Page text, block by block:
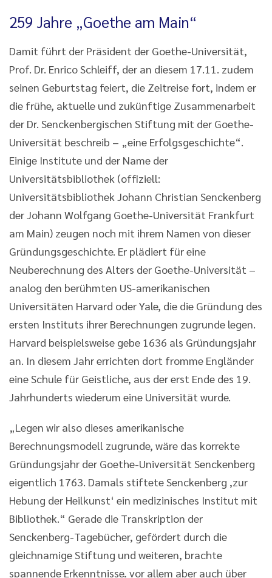
259 Jahre „Goethe am Main“
Damit führt der Präsident der Goethe-Universität,
Prof. Dr. Enrico Schleiff, der an diesem 17.11. zudem
seinen Geburtstag feiert, die Zeitreise fort, indem er
die frühe, aktuelle und zukünftige Zusammenarbeit
der Dr. Senckenbergischen Stiftung mit der Goethe-
Universität beschreib – „eine Erfolgsgeschichte“.
Einige Institute und der Name der
Universitätsbibliothek (offiziell:
Universitätsbibliothek Johann Christian Senckenberg
der Johann Wolfgang Goethe-Universität Frankfurt
am Main) zeugen noch mit ihrem Namen von dieser
Gründungsgeschichte. Er plädiert für eine
Neuberechnung des Alters der Goethe-Universität –
analog den berühmten US-amerikanischen
Universitäten Harvard oder Yale, die die Gründung des
ersten Instituts ihrer Berechnungen zugrunde legen.
Harvard beispielsweise gebe 1636 als Gründungsjahr
an. In diesem Jahr errichten dort fromme Engländer
eine Schule für Geistliche, aus der erst Ende des 19.
Jahrhunderts wiederum eine Universität wurde.
„Legen wir also dieses amerikanische
Berechnungsmodell zugrunde, wäre das korrekte
Gründungsjahr der Goethe-Universität Senckenberg
eigentlich 1763. Damals stiftete Senckenberg ,zur
Hebung der Heilkunst‘ ein medizinisches Institut mit
Bibliothek.“ Gerade die Transkription der
Senckenberg-Tagebücher, gefördert durch die
gleichnamige Stiftung und weiteren, brachte
spannende Erkenntnisse, vor allem aber auch über